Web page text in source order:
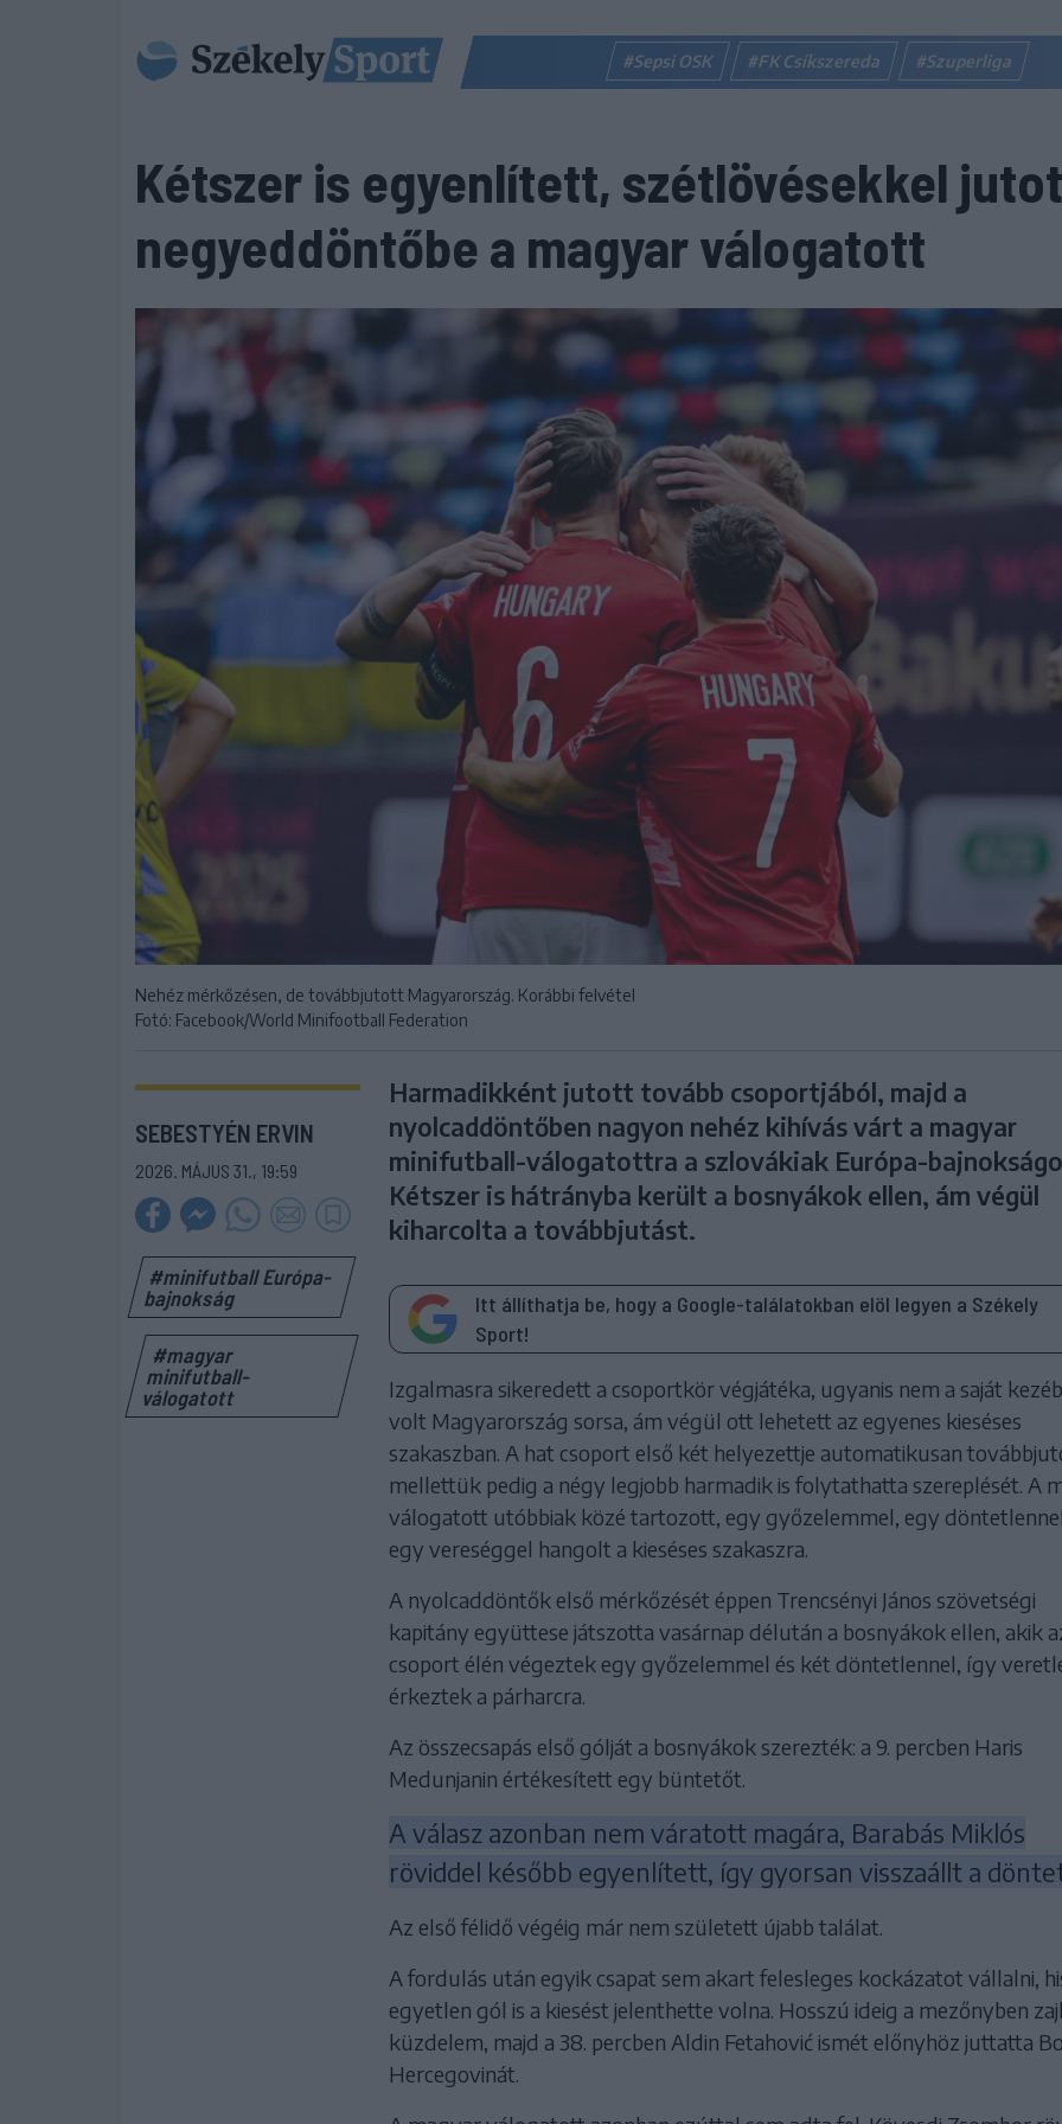
#Sepsi OSK #FK Csíkszereda #Szuperliga
Kétszer is egyenlített, szétlövésekkel
negyeddöntőbe a magyar válogatott
Nehéz mérkőzésen, de továbbjutott Magyarország. Korábbi felvétel
Fotó: Facebook/World Minifootball Federation
SEBESTYÉN ERVIN
2026. MÁJUS 31., 19:59
#minifutball Európa-
bajnokság
#magyar
minifutball-
válogatott
Harmadikként jutott tovább csoportjából, majd a
nyolcaddöntőben nagyon nehéz kihívás várt a magyar
minifutball-válogatottra a szlovákiak Európa-
Kétszer is hátrányba került a bosnyákok ellen, ám végül
kiharcolta a továbbjutást.
Itt állíthatja be, hogy a Google-találatokban elöl legyen a Székely
Sport!
Izgalmasra sikeredett a csoportkör végjátéka, ugyanis nem a saját
volt Magyarország sorsa, ám végül ott lehetett az egyenes kieséses
szakaszban. A hat csoport első két helyezettje automatikusan
mellettük pedig a négy legjobb harmadik is folytathatta szereplését. A
válogatott utóbbiak közé tartozott, egy győzelemmel, egy
egy vereséggel hangolt a kieséses szakaszra.
A nyolcaddöntők első mérkőzését éppen Trencsényi János szövetségi
kapitány együttese játszotta vasárnap délután a bosnyákok ellen, akik
csoport élén végeztek egy győzelemmel és két döntetlennel, így
érkeztek a párharcra.
Az összecsapás első gólját a bosnyákok szerezték: a 9. percben Haris
Medunjanin értékesített egy büntetőt.
A válasz azonban nem váratott magára, Barabás Miklós
röviddel később egyenlített, így gyorsan visszaállt a
Az első félidő végéig már nem született újabb találat.
A fordulás után egyik csapat sem akart felesleges kockázatot vállalni,
egyetlen gól is a kiesést jelenthette volna. Hosszú ideig a mezőnyben
küzdelem, majd a 38. percben Aldin Fetahović ismét előnyhöz juttatta
Hercegovinát.